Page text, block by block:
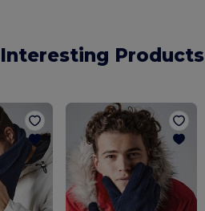
Interesting Products